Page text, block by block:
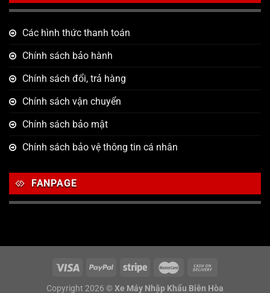
Các hình thức thanh toán
Chính sách bảo hành
Chính sách đổi, trả hàng
Chính sách vận chuyển
Chính sách bảo mật
Chính sách bảo vệ thông tin cá nhân
FANPAGE
Copyright 2026 © Xe Máy Nhập Khẩu Biên Hòa